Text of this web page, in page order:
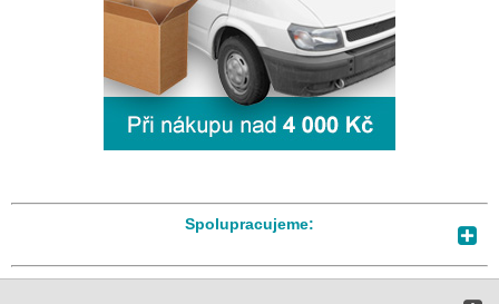
Spolupracujeme: